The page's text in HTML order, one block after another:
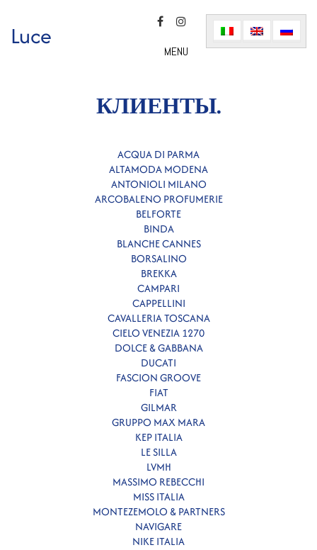
Luce
MENU
КЛИЕНТЫ.
ACQUA DI PARMA
ALTAMODA MODENA
ANTONIOLI MILANO
ARCOBALENO PROFUMERIE
BELFORTE
BINDA
BLANCHE CANNES
BORSALINO
BREKKA
CAMPARI
CAPPELLINI
CAVALLERIA TOSCANA
CIELO VENEZIA 1270
DOLCE & GABBANA
DUCATI
FASCION GROOVE
FIAT
GILMAR
GRUPPO MAX MARA
KEP ITALIA
LE SILLA
LVMH
MASSIMO REBECCHI
MISS ITALIA
MONTEZEMOLO & PARTNERS
NAVIGARE
NIKE ITALIA